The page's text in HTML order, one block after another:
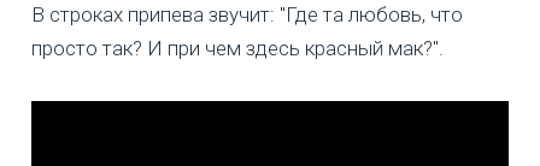
В строках припева звучит: "Где та любовь, что
просто так? И при чем здесь красный мак?".